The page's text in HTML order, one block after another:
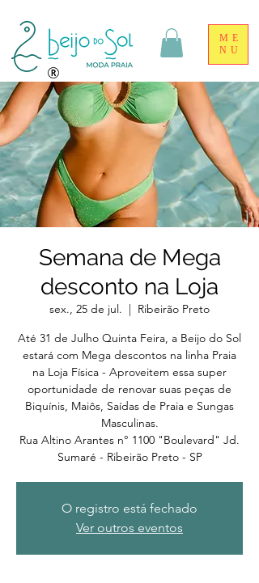
ME
NU
Semana de Mega
desconto na Loja
sex., 25 de jul.
  |
Ribeirão Preto
Até 31 de Julho Quinta Feira, a Beijo do Sol
estará com Mega descontos na linha Praia
na Loja Física - Aproveitem essa super
oportunidade de renovar suas peças de
Biquínis, Maiôs, Saídas de Praia e Sungas
Masculinas.
Rua Altino Arantes n° 1100 "Boulevard" Jd.
Sumaré - Ribeirão Preto - SP
O registro está fechado
Ver outros eventos